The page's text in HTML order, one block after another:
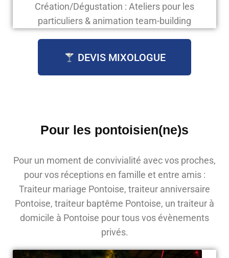
Création/Dégustation : Ateliers pour les
particuliers & animation team-building
DEVIS MIXOLOGUE
Pour les pontoisien(ne)s
Pour un moment de convivialité avec vos proches,
pour vos réceptions en famille et entre amis :
Traiteur mariage Pontoise, traiteur anniversaire
Pontoise, traiteur baptême Pontoise, un traiteur à
domicile à Pontoise pour tous vos évènements
privés.